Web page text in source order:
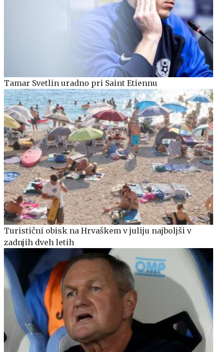
Tamar Svetlin uradno pri Saint Etiennu
Turistični obisk na Hrvaškem v juliju najboljši v
zadnjih dveh letih